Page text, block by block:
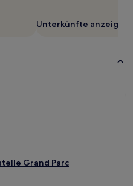
Unterkünfte anzeigen
Grand Parc